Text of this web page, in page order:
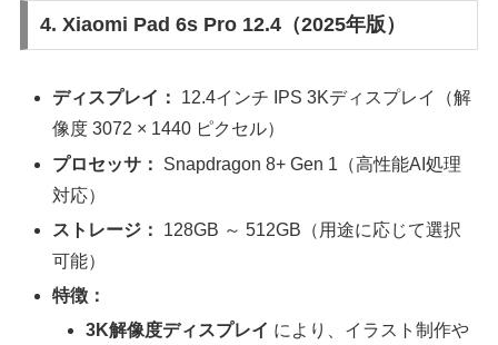
4. Xiaomi Pad 6s Pro 12.4（2025年版）
ディスプレイ：
12.4インチ IPS 3Kディスプレイ（解
像度 3072 × 1440 ピクセル）
プロセッサ：
Snapdragon 8+ Gen 1（高性能AI処理
対応）
ストレージ：
128GB ～ 512GB（用途に応じて選択
可能）
特徴：
3K解像度ディスプレイ により、イラスト制作や